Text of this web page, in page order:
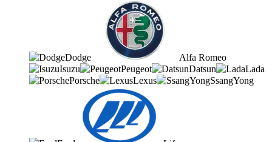
Dodge
Alfa Romeo
Isuzu
Peugeot Datsun
Lada
Porsche
Lexus SsangYong